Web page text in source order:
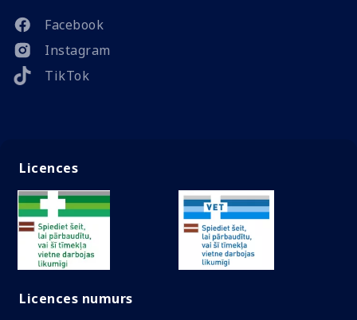
Facebook
Instagram
TikTok
Licences
Licences numurs